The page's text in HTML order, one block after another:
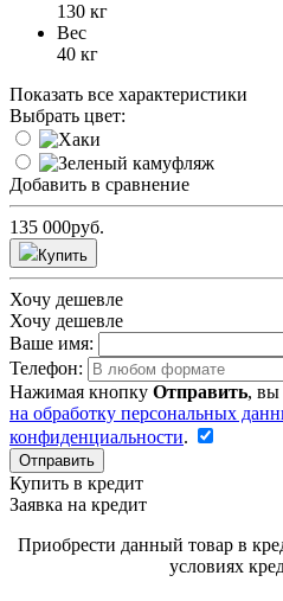
130 кг
Вес
40 кг
Показать все характеристики
Выбрать цвет:
Добавить в сравнение
135 000руб.
Купить
Хочу дешевле
Хочу дешевле
Ваше имя:
Телефон:
Нажимая кнопку Отправить, вы
на обработку персональных
конфиденциальности.
Отправить
Купить в кредит
Заявка на кредит
Приобрести данный товар в
условиях